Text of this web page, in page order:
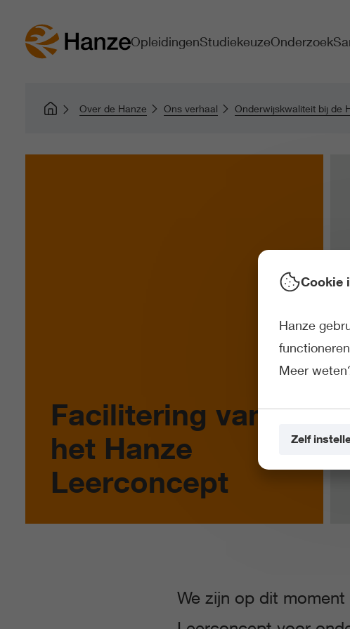
OpleidingenStudiekeuzeOnderzoek
Over de Hanze Ons verhaal Onderwijskwaliteit bij de
Facilitering van
het Hanze
Leerconcept
We zijn op dit
Cookie
Hanze
Meer
Zelf